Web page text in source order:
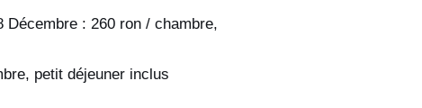
: 260 ron / chambre,
petit déjeuner inclus